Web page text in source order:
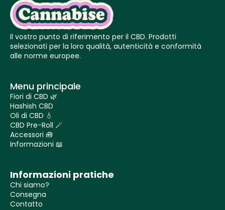
Il vostro punto di riferimento per il CBD. Prodotti
selezionati per la loro qualità, autenticità e conformità
alle norme europee.
Menu principale
Fiori di CBD 🌿
Hashish CBD
Oli di CBD 💧
CBD Pre-Roll 🪄
Accessori 🧰
Informazioni 📖
Informazioni pratiche
Chi siamo?
Consegna
Contatto